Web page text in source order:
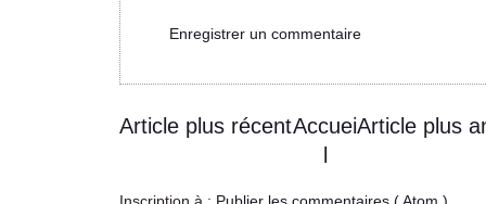
Enregistrer un commentaire
Article plus récent Article plus
Accuei